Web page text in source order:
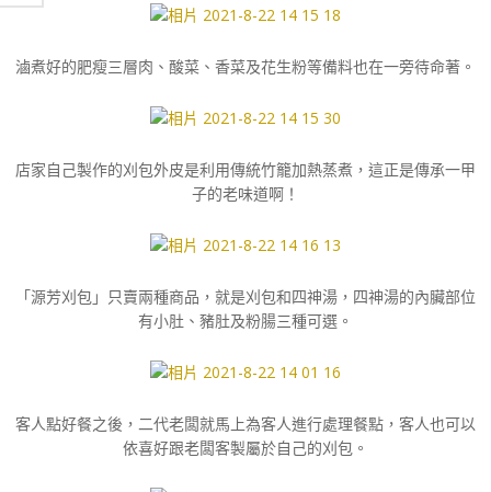
滷煮好的肥瘦三層肉、酸菜、香菜及花生粉等備料也在一旁待命著。
店家自己製作的刈包外皮是利用傳統竹籠加熱蒸煮，這正是傳承一甲
子的老味道啊！
「源芳刈包」只賣兩種商品，就是刈包和四神湯，四神湯的內臟部位
有小肚、豬肚及粉腸三種可選。
客人點好餐之後，二代老闆就馬上為客人進行處理餐點，客人也可以
依喜好跟老闆客製屬於自己的刈包。